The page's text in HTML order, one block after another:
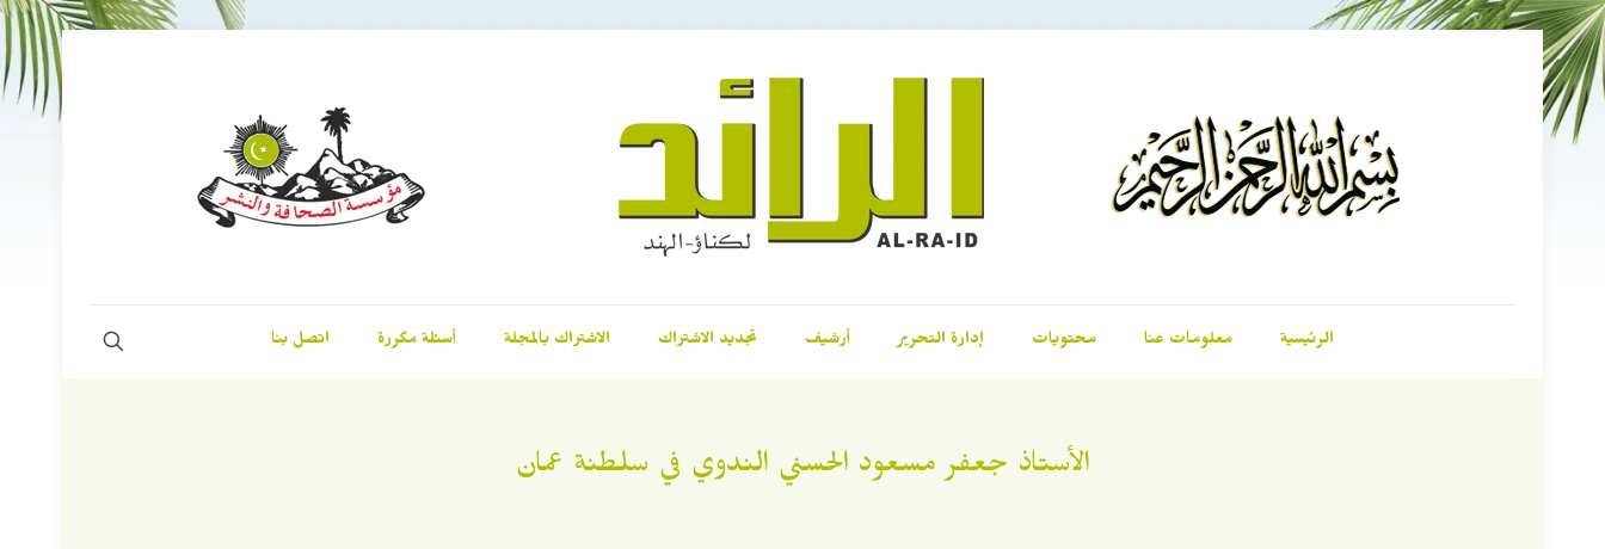
الرئيسية معلومات عنا محتويات إدارة التحرير أرشيف تجديد الاشتراك الاشتراك بالمجلة أسئلة مكررة اتصل بنا
الأستاذ جعفر مسعود الحسني الندوي في سلطنة عمان